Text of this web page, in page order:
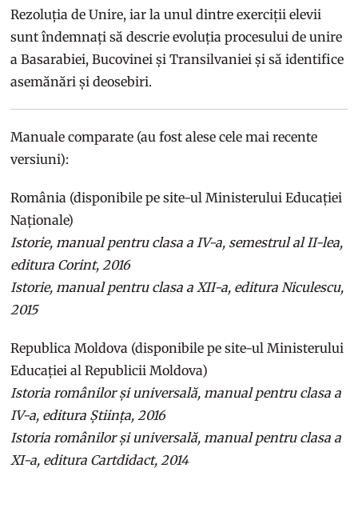
Rezoluția de Unire, iar la unul dintre exerciții elevii
sunt îndemnați să descrie evoluția procesului de unire
a Basarabiei, Bucovinei și Transilvaniei și să identifice
asemănări și deosebiri.
Manuale comparate (au fost alese cele mai recente
versiuni):
România (disponibile pe site-ul Ministerului Educației
Naționale)
Istorie, manual pentru clasa a IV-a, semestrul al II-lea,
editura Corint, 2016
Istorie, manual pentru clasa a XII-a, editura Niculescu,
2015
Republica Moldova (disponibile pe site-ul Ministerului
Educației al Republicii Moldova)
Istoria românilor și universală, manual pentru clasa a
IV-a, editura Știința, 2016
Istoria românilor și universală, manual pentru clasa a
XI-a, editura Cartdidact, 2014